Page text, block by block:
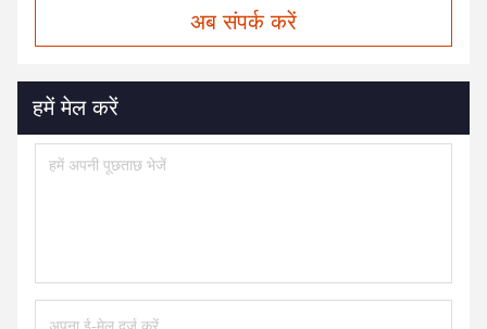
अब संपर्क करें
हमें मेल करें